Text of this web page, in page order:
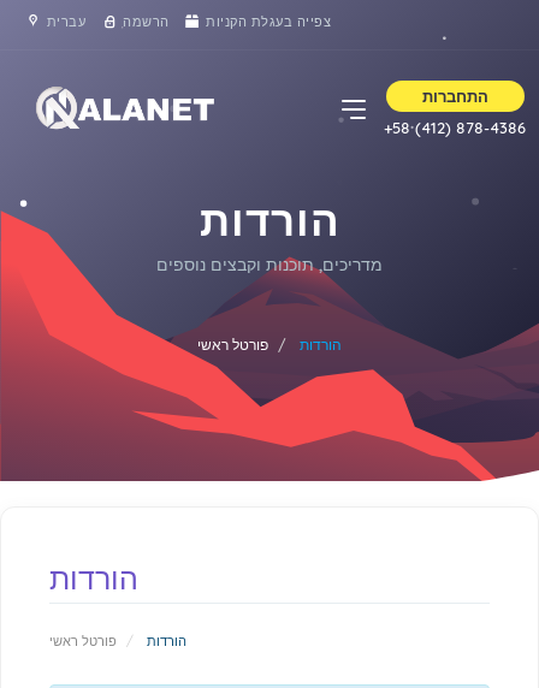
עברית הרשמה צפייה בעגלת הקניות
התחברות
+58 (412) 878-4386
הורדות
מדריכים, תוכנות וקבצים נוספים
פורטל ראשי הורדות
הורדות
פורטל ראשי הורדות